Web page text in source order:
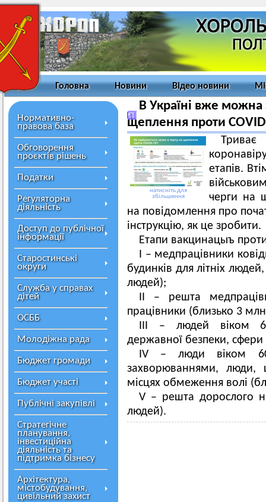
Головна Новини Відео новини
Нормативно-
правова база
Обговорення
проєктів рішень
Податки
Регуляторна
діяльність
Доступ до публічної
інформації
Старостинські
округи
Служба у справах
дітей
ОСББ
Молодіжна рада
Бюджет громади
Бюджет участі
Публічні закупівлі
Стратегічне
планування,
інвестиційна
діяльність та
підтримка бізнесу
Архітектура,
містобудування,
цивільний захист
В Україні вже можна
щеплення проти
натисніть для
збільшення
етапів.
черги на
на повідомлення про
інструкцію, як це зробити.
Етапи вакцинацыъ
I – медпрацівники
будинків для літніх
людей);
ІІ – решта
працівники (близько 3
ІІІ – людей віком
державної безпеки,
ІV – люди віком
захворюваннями,
місцях обмеження волі
V – решта дорослого
людей).